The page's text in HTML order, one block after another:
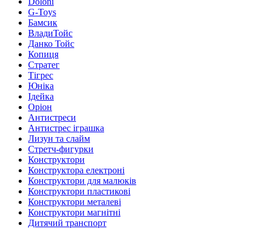
G-Toys
Бамсик
ВладиТойс
Данко Тойс
Копиця
Стратег
Тігрес
Юніка
Ідейка
Оріон
Антистреси
Антистрес іграшка
Лизун та слайм
Стретч-фигурки
Конструктори
Конструктора електроні
Конструктори для малюків
Конструктори пластикові
Конструктори металеві
Конструктори магнітні
Дитячий транспорт